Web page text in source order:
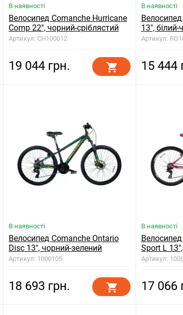
В наявності
Велосипед Comanche Hurricane
Comp 22", чорний-сріблястий
Артикул: CH100012
19 044 грн.
В наявності
13",
Артикул:
15 444
В наявності
Велосипед Comanche Ontario
Disc 13", чорний-зелений
Артикул: 1000105
18 693 грн.
В наявності
Sport L
Артикул:
17 066